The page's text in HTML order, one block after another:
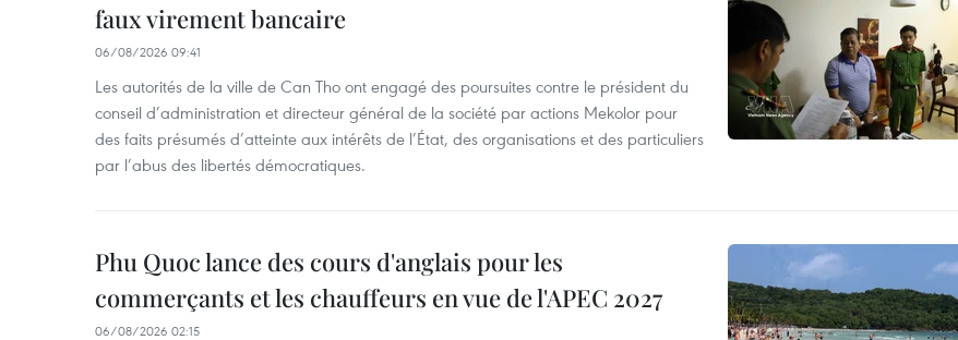
faux virement bancaire
06/08/2026 09:41
Les autorités de la ville de Can Tho ont engagé des poursuites contre le président du
conseil d’administration et directeur général de la société par actions Mekolor pour
des faits présumés d’atteinte aux intérêts de l’État, des organisations et des particuliers
par l’abus des libertés démocratiques.
Phu Quoc lance des cours d'anglais pour les
commerçants et les chauffeurs en vue de l'APEC 2027
06/08/2026 02:15